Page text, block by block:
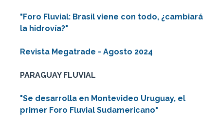
"Foro Fluvial: Brasil viene con todo, ¿cambiará
la hidrovía?"
Revista Megatrade - Agosto 2024
PARAGUAY FLUVIAL
"Se desarrolla en Montevideo Uruguay, el
primer Foro Fluvial Sudamericano"